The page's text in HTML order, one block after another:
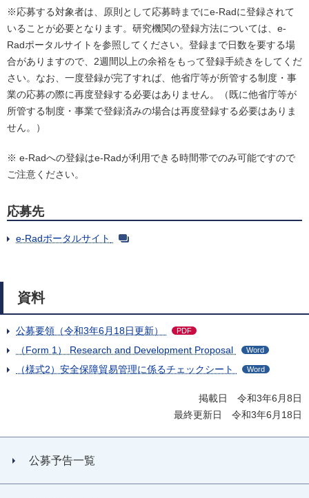
※応募する対象者は、原則として応募時までにe-Radに登録されて
いることが必要となります。研究機関の登録方法については、e-
Radポータルサイトを参照してください。登録まで日数を要する場
合がありますので、2週間以上の余裕をもって登録手続きをしてくだ
さい。なお、一度登録が完了すれば、他省庁等が所管する制度・事
業の応募の際に再度登録する必要はありません。（既に他省庁等が
所管する制度・事業で登録済みの場合は再度登録する必要はありま
せん。）
※ e-Radへの登録はe-Radが利用できる時間帯でのみ可能ですので
ご注意ください。
応募先
e-Radポータルサイト
資料
公募要領（令和3年6月18日更新） PDF
（Form 1） Research and Development Proposal Word
（様式2）安全保障貿易管理に係るチェックシート Word
掲載日 令和3年6月8日
最終更新日 令和3年6月18日
公募予告一覧